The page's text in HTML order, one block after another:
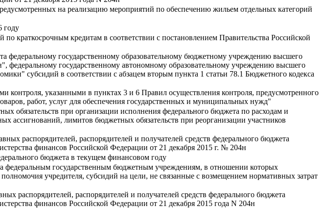
на реализацию мероприятий по обеспечению жильем отдельных категорий
году
краткосрочным кредитам в соответствии с постановлением Правительства Российской
федеральному государственному образовательному бюджетному учреждению высшего
государственному автономному образовательному учреждению высшего
субсидий в соответствии с абзацем вторым пункта 1 статьи 78.1 Бюджетного кодекса
контроля, указанными в пунктах 3 и 6 Правил осуществления контроля, предусмотренного
работ, услуг для обеспечения государственных и муниципальных нужд"
обязательств при организации исполнения федерального бюджета по расходам и
ассигнований, лимитов бюджетных обязательств при реорганизации участников
распорядителей, распорядителей и получателей средств федерального бюджета
финансов Российской Федерации от 21 декабря 2015 г. № 204н
бюджета в текущем финансовом году
федеральным государственным бюджетным учреждениям, в отношении которых
учредителя, субсидий на цели, не связанные с возмещением нормативных затрат
распорядителей, распорядителей и получателей средств федерального бюджета
финансов Российской Федерации от 21 декабря 2015 года N 204н